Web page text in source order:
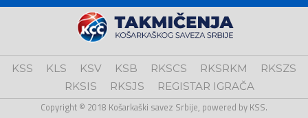
KSS KLS KSV KSB RKSCS RKSRKM
RKSZS
RKSIS
RKSJS REGISTAR IGRAČA
Copyright © 2018 Košarkaški savez Srbije, powered by KSS.